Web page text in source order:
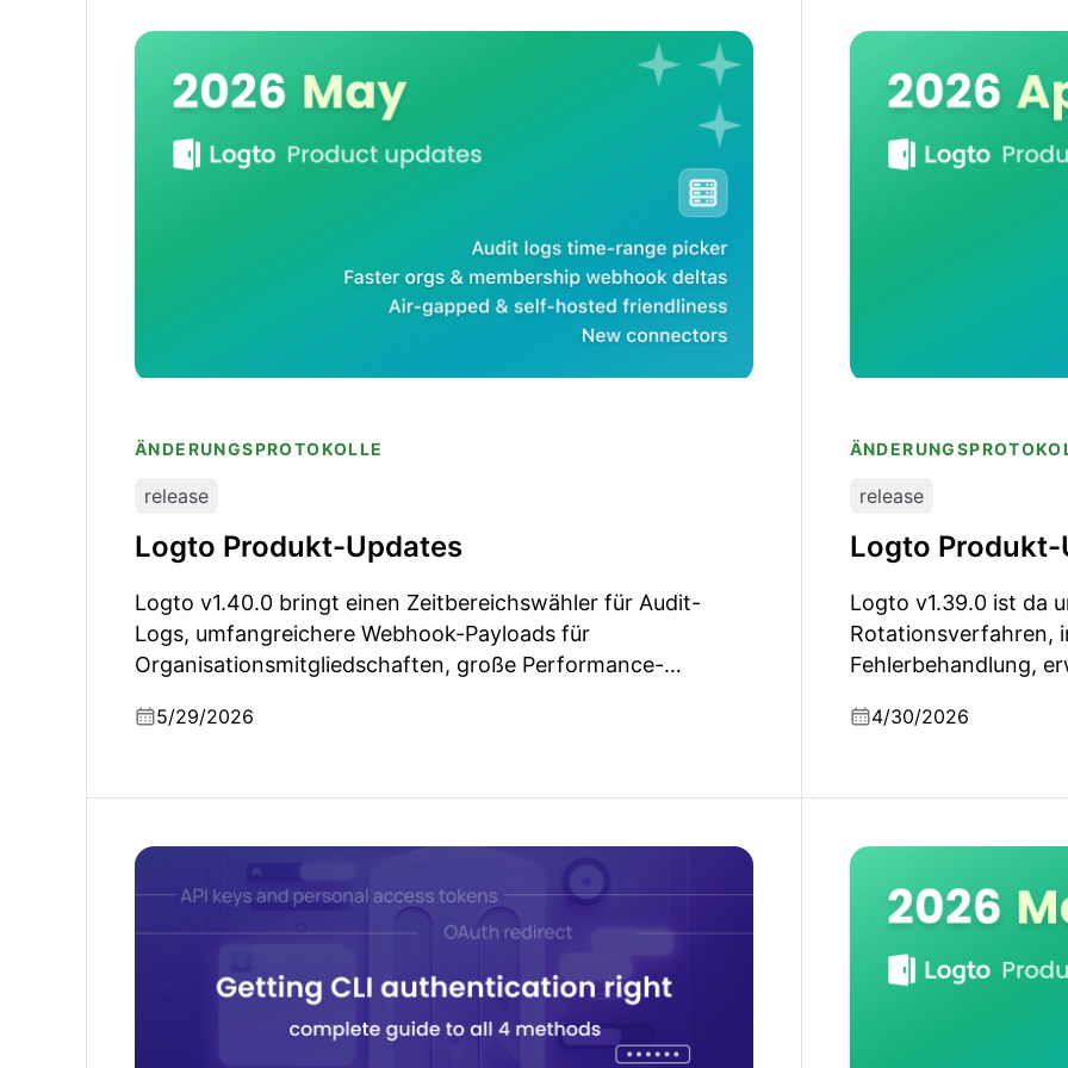
ÄNDERUNGSPROTOKOLLE
release
Logto Produkt-Updates
Logto v1.40.0 bringt einen Zeitbereichswähler für Audit-
Logs, umfangreichere Webhook-Payloads für
Organisationsmitgliedschaften, große Performance-
Verbesserungen für das Selbst-Hosting.
5/29/2026
Logto Produkt-Updates
release
Logto Produkt-
Logto v1.39.0 ist da
Rotationsverfahren,
Fehlerbehandlung,
sowie wichtige
4/30/2026
Logto Produkt-Updates
CLI-Authentifizierung richtig machen: Der vollständige Leitfaden zu
allen 4 Methoden
Logto Produkt-Updates